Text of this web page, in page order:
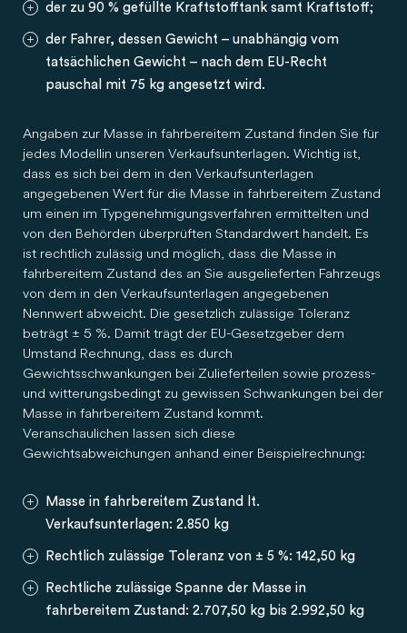
der zu 90 % gefüllte Kraftstofftank samt Kraftstoff;
der Fahrer, dessen Gewicht – unabhängig vom
tatsächlichen Gewicht – nach dem EU-Recht
pauschal mit 75 kg angesetzt wird.
Angaben zur Masse in fahrbereitem Zustand finden Sie für
jedes Modell in unseren Verkaufsunterlagen. Wichtig ist,
dass es sich bei dem in den Verkaufsunterlagen
angegebenen Wert für die Masse in fahrbereitem Zustand
um einen im Typgenehmigungsverfahren ermittelten und
von den Behörden überprüften Standardwert handelt. Es
ist rechtlich zulässig und möglich, dass die Masse in
fahrbereitem Zustand des an Sie ausgelieferten Fahrzeugs
von dem in den Verkaufsunterlagen angegebenen
Nennwert abweicht. Die gesetzlich zulässige Toleranz
beträgt ± 5 %. Damit trägt der EU-Gesetzgeber dem
Umstand Rechnung, dass es durch
Gewichtsschwankungen bei Zulieferteilen sowie prozess-
und witterungsbedingt zu gewissen Schwankungen bei der
Masse in fahrbereitem Zustand kommt.
Veranschaulichen lassen sich diese
Gewichtsabweichungen anhand einer Beispielrechnung:
Masse in fahrbereitem Zustand lt.
Verkaufsunterlagen: 2.850 kg
Rechtlich zulässige Toleranz von ± 5 %: 142,50 kg
Rechtliche zulässige Spanne der Masse in
fahrbereitem Zustand: 2.707,50 kg bis 2.992,50 kg